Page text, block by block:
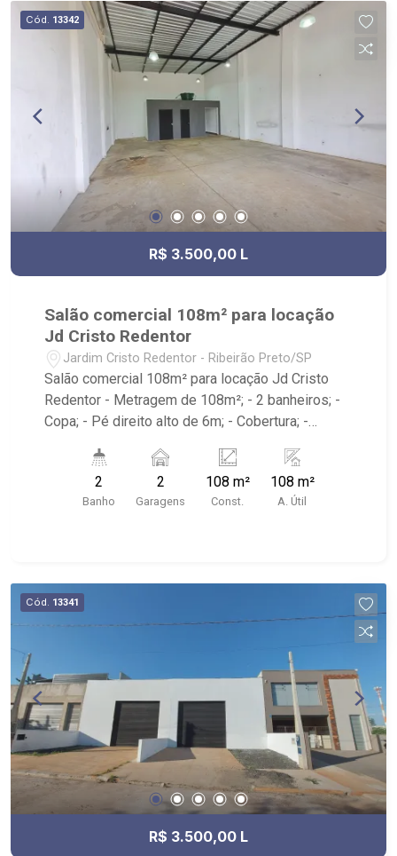
Cód. 13342
R$ 3.500,00 L
Salão comercial 108m² para locação
Jd Cristo Redentor
Jardim Cristo Redentor - Ribeirão Preto/SP
Salão comercial 108m² para locação Jd Cristo
Redentor - Metragem de 108m²; - 2 banheiros; -
Copa; - Pé direito alto de 6m; - Cobertura; -
eletrônico; - Entrada para caminhões; - Caixa da
água de 500L; - 2 vagas recuadas; - Próximo a
Rodovia Alexandre Balbo.
2
Banho
2
Garagens
108 m²
Const.
108 m²
A. Útil
Cód. 13341
R$ 3.500,00 L